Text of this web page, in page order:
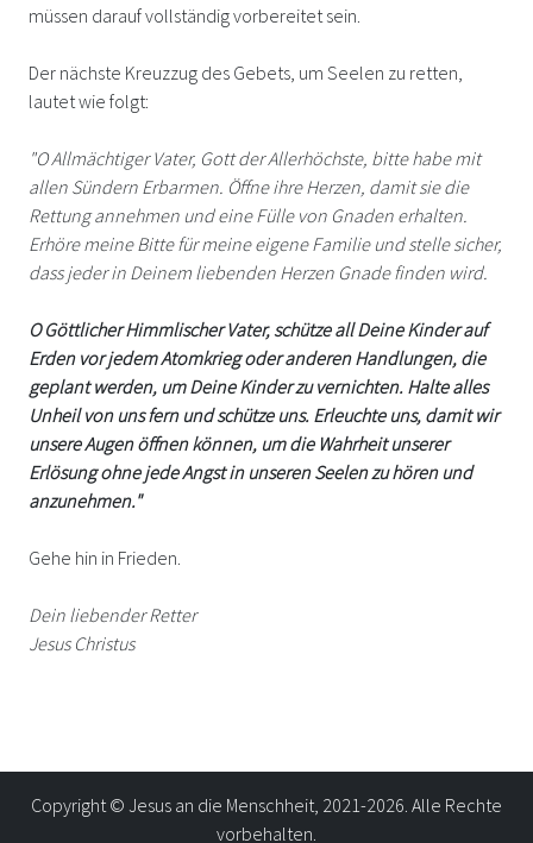
müssen darauf vollständig vorbereitet sein.
Der nächste Kreuzzug des Gebets, um Seelen zu retten,
lautet wie folgt:
"O Allmächtiger Vater, Gott der Allerhöchste, bitte habe mit
allen Sündern Erbarmen. Öffne ihre Herzen, damit sie die
Rettung annehmen und eine Fülle von Gnaden erhalten.
Erhöre meine Bitte für meine eigene Familie und stelle sicher,
dass jeder in Deinem liebenden Herzen Gnade finden wird.
O Göttlicher Himmlischer Vater, schütze all Deine Kinder auf
Erden vor jedem Atomkrieg oder anderen Handlungen, die
geplant werden, um Deine Kinder zu vernichten. Halte alles
Unheil von uns fern und schütze uns. Erleuchte uns, damit wir
unsere Augen öffnen können, um die Wahrheit unserer
Erlösung ohne jede Angst in unseren Seelen zu hören und
anzunehmen."
Gehe hin in Frieden.
Dein liebender Retter
Jesus Christus
Copyright © Jesus an die Menschheit, 2021-2026. Alle Rechte
vorbehalten.